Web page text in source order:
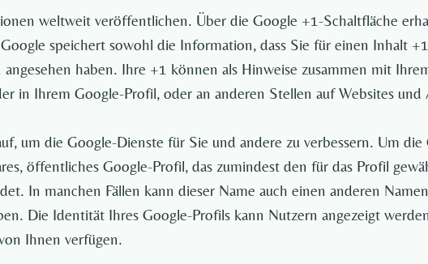
weltweit veröffentlichen. Über die Google +1-Schaltfläche
speichert sowohl die Information, dass Sie für einen Inhalt
haben. Ihre +1 können als Hinweise zusammen mit
in Ihrem Google-Profil, oder an anderen Stellen auf Websites
um die Google-Dienste für Sie und andere zu verbessern. Um die
öffentliches Google-Profil, das zumindest den für das Profil
In manchen Fällen kann dieser Name auch einen anderen
Die Identität Ihres Google-Profils kann Nutzern angezeigt
Ihnen verfügen.